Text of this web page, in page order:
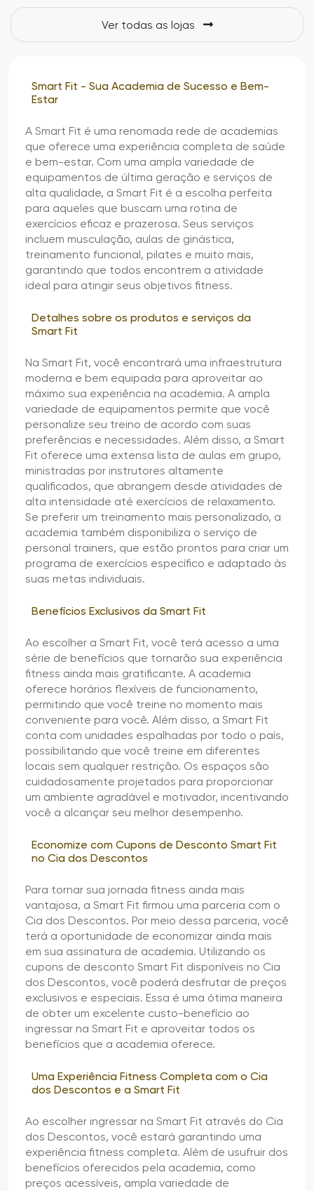
Ver todas as lojas
Smart Fit - Sua Academia de Sucesso e Bem-
Estar
A Smart Fit é uma renomada rede de academias
que oferece uma experiência completa de saúde
e bem-estar. Com uma ampla variedade de
equipamentos de última geração e serviços de
alta qualidade, a Smart Fit é a escolha perfeita
para aqueles que buscam uma rotina de
exercícios eficaz e prazerosa. Seus serviços
incluem musculação, aulas de ginástica,
treinamento funcional, pilates e muito mais,
garantindo que todos encontrem a atividade
ideal para atingir seus objetivos fitness.
Detalhes sobre os produtos e serviços da
Smart Fit
Na Smart Fit, você encontrará uma infraestrutura
moderna e bem equipada para aproveitar ao
máximo sua experiência na academia. A ampla
variedade de equipamentos permite que você
personalize seu treino de acordo com suas
preferências e necessidades. Além disso, a Smart
Fit oferece uma extensa lista de aulas em grupo,
ministradas por instrutores altamente
qualificados, que abrangem desde atividades de
alta intensidade até exercícios de relaxamento.
Se preferir um treinamento mais personalizado, a
academia também disponibiliza o serviço de
personal trainers, que estão prontos para criar um
programa de exercícios específico e adaptado às
suas metas individuais.
Benefícios Exclusivos da Smart Fit
Ao escolher a Smart Fit, você terá acesso a uma
série de benefícios que tornarão sua experiência
fitness ainda mais gratificante. A academia
oferece horários flexíveis de funcionamento,
permitindo que você treine no momento mais
conveniente para você. Além disso, a Smart Fit
conta com unidades espalhadas por todo o país,
possibilitando que você treine em diferentes
locais sem qualquer restrição. Os espaços são
cuidadosamente projetados para proporcionar
um ambiente agradável e motivador, incentivando
você a alcançar seu melhor desempenho.
Economize com Cupons de Desconto Smart Fit
no Cia dos Descontos
Para tornar sua jornada fitness ainda mais
vantajosa, a Smart Fit firmou uma parceria com o
Cia dos Descontos. Por meio dessa parceria, você
terá a oportunidade de economizar ainda mais
em sua assinatura de academia. Utilizando os
cupons de desconto Smart Fit disponíveis no Cia
dos Descontos, você poderá desfrutar de preços
exclusivos e especiais. Essa é uma ótima maneira
de obter um excelente custo-benefício ao
ingressar na Smart Fit e aproveitar todos os
benefícios que a academia oferece.
Uma Experiência Fitness Completa com o Cia
dos Descontos e a Smart Fit
Ao escolher ingressar na Smart Fit através do Cia
dos Descontos, você estará garantindo uma
experiência fitness completa. Além de usufruir dos
benefícios oferecidos pela academia, como
preços acessíveis, ampla variedade de